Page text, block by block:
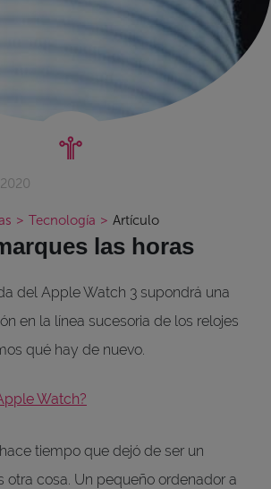
> Tecnología > Artículo
las horas
del Apple Watch 3 supondrá una
en la línea sucesoria de los relojes
qué hay de nuevo.
Watch?
tiempo que dejó de ser un
otra cosa. Un pequeño ordenador a